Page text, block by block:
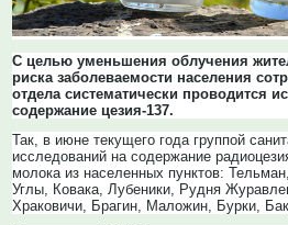
С целью уменьшения облучения
риска заболеваемости населения
отдела систематически проводится
содержание цезия-137.
Так, в июне текущего года группой
исследований на содержание
молока из населенных пунктов:
Углы, Ковака, Лубеники, Рудня
Храковичи, Брагин, Маложин, Бурки,